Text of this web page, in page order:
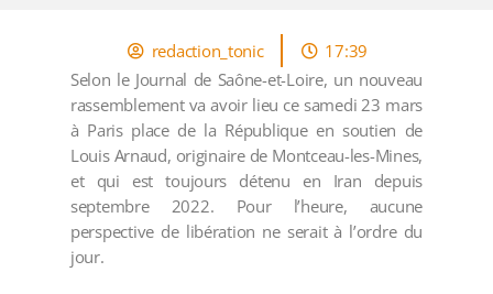
redaction_tonic
17:39
Selon le Journal de Saône-et-Loire, un nouveau
rassemblement va avoir lieu ce samedi 23 mars
à Paris place de la République en soutien de
Louis Arnaud, originaire de Montceau-les-Mines,
et qui est toujours détenu en Iran depuis
septembre 2022. Pour l’heure, aucune
perspective de libération ne serait à l’ordre du
jour.